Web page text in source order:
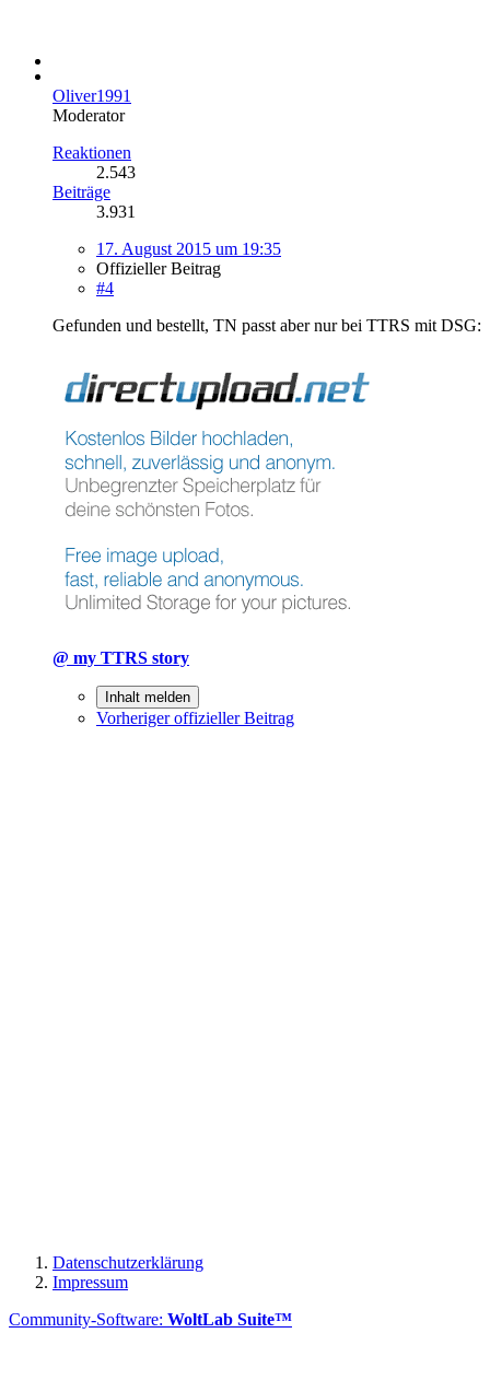
Oliver1991
Moderator
Reaktionen
2.543
Beiträge
3.931
17. August 2015 um 19:35
Offizieller Beitrag
#4
Gefunden und bestellt, TN passt aber nur bei TTRS mit DSG:
@ my TTRS story
Inhalt melden
Vorheriger offizieller Beitrag
Datenschutzerklärung
Impressum
Community-Software: WoltLab Suite™